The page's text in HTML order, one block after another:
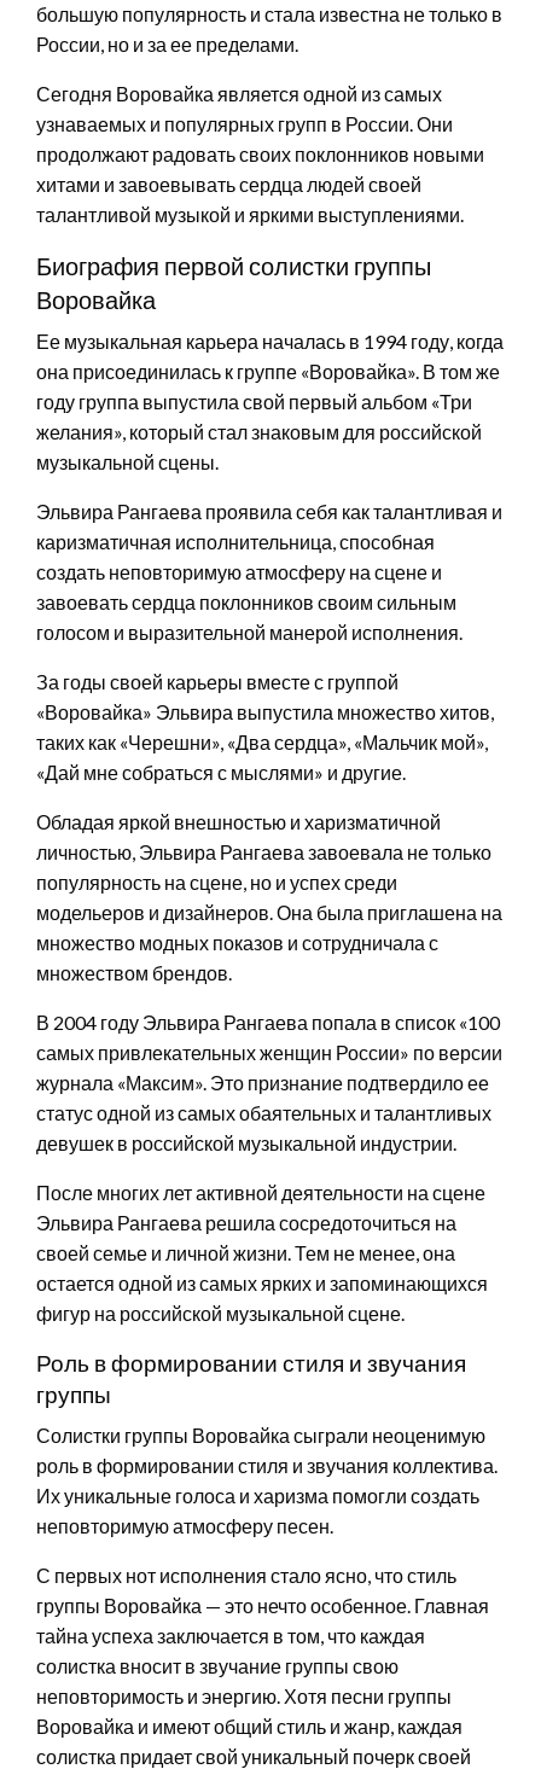
большую популярность и стала известна не только в
России, но и за ее пределами.
Сегодня Воровайка является одной из самых
узнаваемых и популярных групп в России. Они
продолжают радовать своих поклонников новыми
хитами и завоевывать сердца людей своей
талантливой музыкой и яркими выступлениями.
Биография первой солистки группы
Воровайка
Ее музыкальная карьера началась в 1994 году, когда
она присоединилась к группе «Воровайка». В том же
году группа выпустила свой первый альбом «Три
желания», который стал знаковым для российской
музыкальной сцены.
Эльвира Рангаева проявила себя как талантливая и
каризматичная исполнительница, способная
создать неповторимую атмосферу на сцене и
завоевать сердца поклонников своим сильным
голосом и выразительной манерой исполнения.
За годы своей карьеры вместе с группой
«Воровайка» Эльвира выпустила множество хитов,
таких как «Черешни», «Два сердца», «Мальчик мой»,
«Дай мне собраться с мыслями» и другие.
Обладая яркой внешностью и харизматичной
личностью, Эльвира Рангаева завоевала не только
популярность на сцене, но и успех среди
модельеров и дизайнеров. Она была приглашена на
множество модных показов и сотрудничала с
множеством брендов.
В 2004 году Эльвира Рангаева попала в список «100
самых привлекательных женщин России» по версии
журнала «Максим». Это признание подтвердило ее
статус одной из самых обаятельных и талантливых
девушек в российской музыкальной индустрии.
После многих лет активной деятельности на сцене
Эльвира Рангаева решила сосредоточиться на
своей семье и личной жизни. Тем не менее, она
остается одной из самых ярких и запоминающихся
фигур на российской музыкальной сцене.
Роль в формировании стиля и звучания
группы
Солистки группы Воровайка сыграли неоценимую
роль в формировании стиля и звучания коллектива.
Их уникальные голоса и харизма помогли создать
неповторимую атмосферу песен.
С первых нот исполнения стало ясно, что стиль
группы Воровайка — это нечто особенное. Главная
тайна успеха заключается в том, что каждая
солистка вносит в звучание группы свою
неповторимость и энергию. Хотя песни группы
Воровайка и имеют общий стиль и жанр, каждая
солистка придает свой уникальный почерк своей